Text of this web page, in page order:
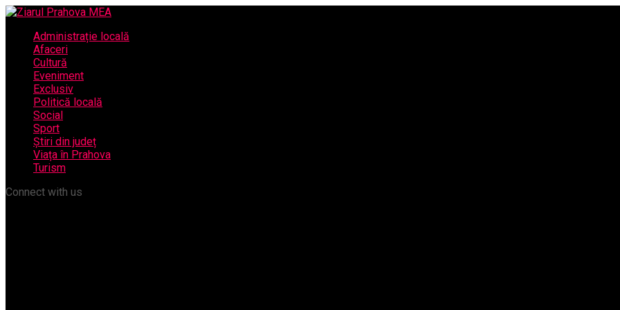
Administrație locală
Afaceri
Cultură
Eveniment
Exclusiv
Politică locală
Social
Sport
Știri din județ
Viața în Prahova
Turism
Connect with us